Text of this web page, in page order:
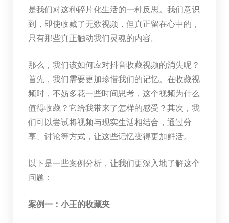
是我们对这种碎片化生活的一种反思。我们意识
到，即使收藏了无数视频，但真正留在心中的，
只有那些真正触动我们灵魂的内容。
那么，我们该如何应对抖音收藏视频的消失呢？
首先，我们需要更加珍惜我们的记忆。在收藏视
频时，不妨多花一些时间思考，这个视频为什么
值得收藏？它给我带来了怎样的感受？其次，我
们可以尝试将视频与现实生活相结合，通过分
享、讨论等方式，让这些记忆变得更加鲜活。
以下是一些案例分析，让我们更深入地了解这个
问题：
案例一：小王的收藏夹